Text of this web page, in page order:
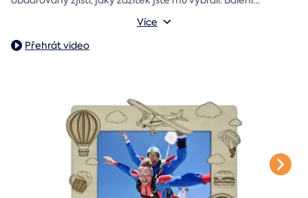
dárkovou skládačku
tak istylové tričko
Můžete vybrat z motivů k narozeninám, z lásky, k vánocům
Vnější rozměry: 20×20×20 cm
Více
Přehrát video